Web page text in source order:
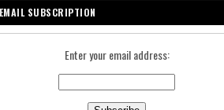
EMAIL SUBSCRIPTION
Enter your email address: